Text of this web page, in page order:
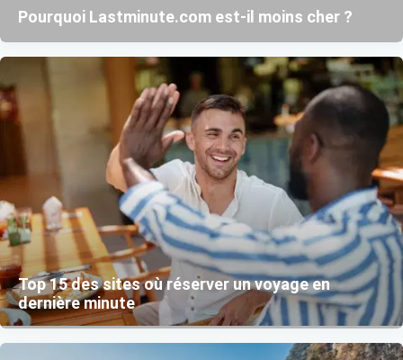
Pourquoi Lastminute.com est-il moins cher ?
Top 15 des sites où réserver un voyage en
dernière minute